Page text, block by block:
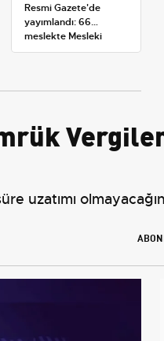
Resmi Gazete'de
yayımlandı: 66
meslekte Mesleki
Yeterlilik Belgesi
uzatımı